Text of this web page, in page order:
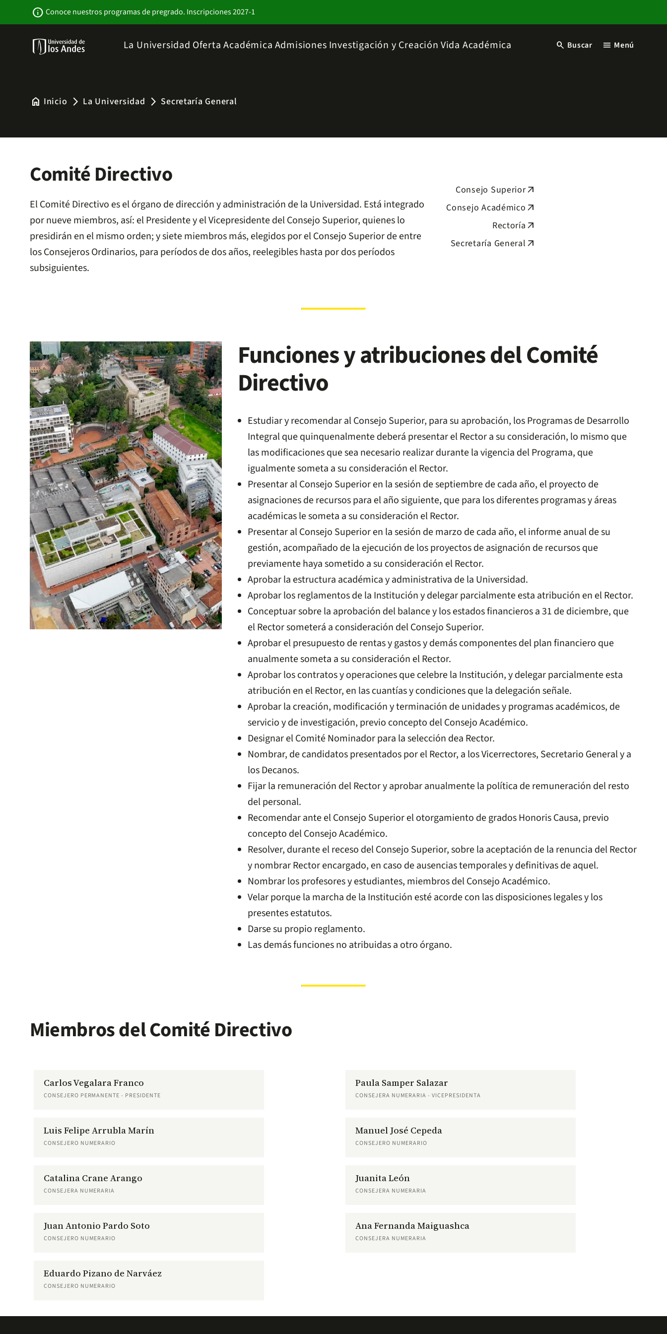
info Conoce nuestros programas de pregrado. Inscripciones 2027-1
La Universidad Oferta Académica Admisiones Investigación y Creación Vida Académica search Buscar menu Menú
home Inicio arrow_forward_ios La Universidad arrow_forward_ios Secretaría General
Comité Directivo
El Comité Directivo es el órgano de dirección y administración de la Universidad. Está integrado
por nueve miembros, así: el Presidente y el Vicepresidente del Consejo Superior, quienes lo
presidirán en el mismo orden; y siete miembros más, elegidos por el Consejo Superior de entre
los Consejeros Ordinarios, para períodos de dos años, reelegibles hasta por dos períodos
subsiguientes.
Consejo Superiorarrow_outward
Consejo Académico arrow_outward
Rectoría arrow_outward
Secretaría General arrow_outward
Funciones y atribuciones del Comité
Directivo
Estudiar y recomendar al Consejo Superior, para su aprobación, los Programas de Desarrollo
Integral que quinquenalmente deberá presentar el Rector a su consideración, lo mismo que
las modificaciones que sea necesario realizar durante la vigencia del Programa, que
igualmente someta a su consideración el Rector.
Presentar al Consejo Superior en la sesión de septiembre de cada año, el proyecto de
asignaciones de recursos para el año siguiente, que para los diferentes programas y áreas
académicas le someta a su consideración el Rector.
Presentar al Consejo Superior en la sesión de marzo de cada año, el informe anual de su
gestión, acompañado de la ejecución de los proyectos de asignación de recursos que
previamente haya sometido a su consideración el Rector.
Aprobar la estructura académica y administrativa de la Universidad.
Aprobar los reglamentos de la Institución y delegar parcialmente esta atribución en el Rector.
Conceptuar sobre la aprobación del balance y los estados financieros a 31 de diciembre, que
el Rector someterá a consideración del Consejo Superior.
Aprobar el presupuesto de rentas y gastos y demás componentes del plan financiero que
anualmente someta a su consideración el Rector.
Aprobar los contratos y operaciones que celebre la Institución, y delegar parcialmente esta
atribución en el Rector, en las cuantías y condiciones que la delegación señale.
Aprobar la creación, modificación y terminación de unidades y programas académicos, de
servicio y de investigación, previo concepto del Consejo Académico.
Designar el Comité Nominador para la selección dea Rector.
Nombrar, de candidatos presentados por el Rector, a los Vicerrectores, Secretario General y a
los Decanos.
Fijar la remuneración del Rector y aprobar anualmente la política de remuneración del resto
del personal.
Recomendar ante el Consejo Superior el otorgamiento de grados Honoris Causa, previo
concepto del Consejo Académico.
Resolver, durante el receso del Consejo Superior, sobre la aceptación de la renuncia del Rector
y nombrar Rector encargado, en caso de ausencias temporales y definitivas de aquel.
Nombrar los profesores y estudiantes, miembros del Consejo Académico.
Velar porque la marcha de la Institución esté acorde con las disposiciones legales y los
presentes estatutos.
Darse su propio reglamento.
Las demás funciones no atribuidas a otro órgano.
Miembros del Comité Directivo
Carlos Vegalara Franco
CONSEJERO PERMANENTE - PRESIDENTE
Luis Felipe Arrubla Marín
CONSEJERO NUMERARIO
Catalina Crane Arango
CONSEJERA NUMERARIA
Juan Antonio Pardo Soto
CONSEJERO NUMERARIO
Eduardo Pizano de Narváez
CONSEJERO NUMERARIO
Paula Samper Salazar
CONSEJERA NUMERARIA - VICEPRESIDENTA
Manuel José Cepeda
CONSEJERO NUMERARIO
Juanita León
CONSEJERA NUMERARIA
Ana Fernanda Maiguashca
CONSEJERA NUMERARIA